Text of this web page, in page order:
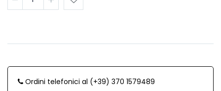
Ordini telefonici al (+39) 370 1579489